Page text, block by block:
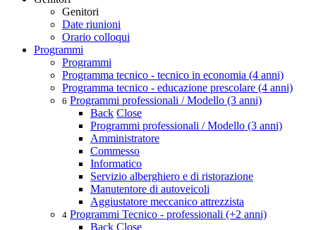
Genitori
Date riunioni
Orario colloqui
Programmi
Programmi
Programma tecnico - tecnico in economia (4 anni)
Programma tecnico - educazione prescolare (4 anni)
6 Programmi professionali / Modello (3 anni)
Back Close
Programmi professionali / Modello (3 anni)
Amministratore
Commesso
Informatico
Servizio alberghiero e di ristorazione
Manutentore di autoveicoli
Aggiustatore meccanico attrezzista
4 Programmi Tecnico - professionali (+2 anni)
Back Close